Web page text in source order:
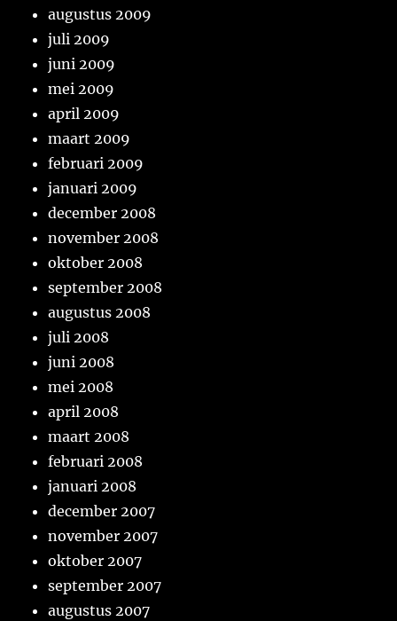
augustus 2009
juli 2009
juni 2009
mei 2009
april 2009
maart 2009
februari 2009
januari 2009
december 2008
november 2008
oktober 2008
september 2008
augustus 2008
juli 2008
juni 2008
mei 2008
april 2008
maart 2008
februari 2008
januari 2008
december 2007
november 2007
oktober 2007
september 2007
augustus 2007